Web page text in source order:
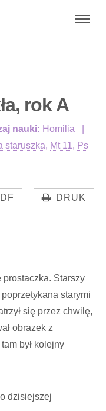
rok A
nauki: Homilia
staruszka, Mt 11, Ps
DRUK
prostaczka. Starszy
starymi
się przez chwilę,
obrazek z
był kolejny
dzisiejszej